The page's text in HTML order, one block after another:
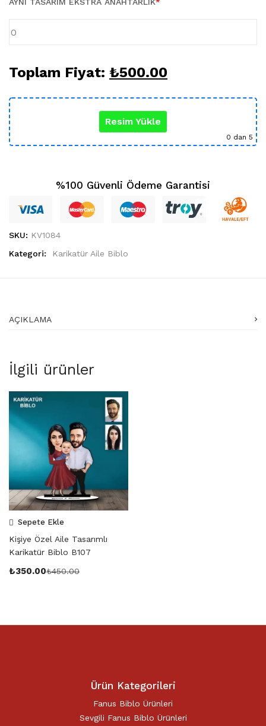
Karikatür Sevgili Tablo (29)
Sevgili Model Kupa (5)
Toplam Fiyat: ₺500.00
Resim Yükle
0 dan 5
%100 Güvenli Ödeme Garantisi
SKU: KV1084
Kategori:
Karikatür Aile Biblo
AÇIKLAMA
İlgili ürünler
Sepete Ekle
Kişiye Özel Aile Tasarımlı
Karikatür Biblo B107
₺350.00₺450.00
Ürün Kategorileri
Fanus Biblo Ürünleri
Sevgili Fanus Biblo Ürünleri